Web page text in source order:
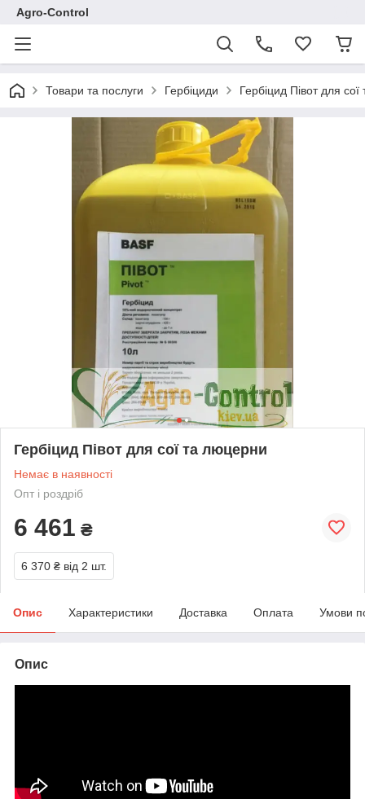
Agro-Control
Товари та послуги Гербіциди Гербіцид Півот для
Гербіцид Півот для сої та люцерни
Немає в наявності
Опт і роздріб
6 461 ₴
6 370 ₴ від 2 шт.
Опис Характеристики Доставка Оплата Умови
Опис